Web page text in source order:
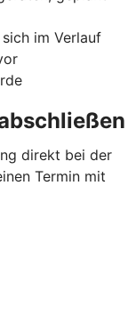
im Verlauf
direkt bei der
Termin mit